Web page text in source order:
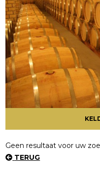
Geen resultaat voor uw
TERUG